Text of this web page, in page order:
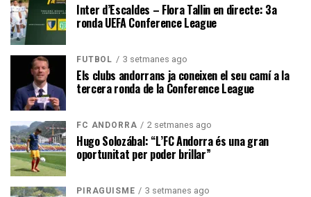
Inter d’Escaldes – Flora Tallin en directe: 3a
ronda UEFA Conference League
FUTBOL 3 setmanes ago
Els clubs andorrans ja coneixen el seu camí a la
tercera ronda de la Conference League
FC ANDORRA 2 setmanes ago
Hugo Solozábal: “L’FC Andorra és una gran
oportunitat per poder brillar”
PIRAGÜISME 3 setmanes ago